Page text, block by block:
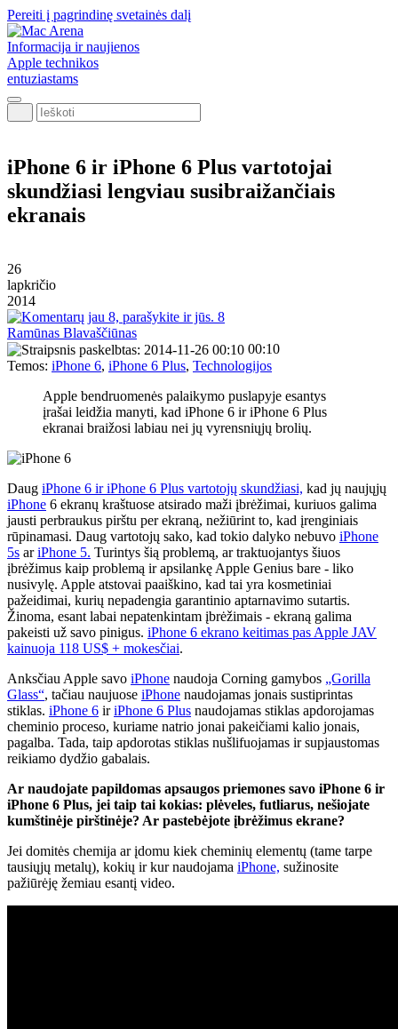
Pereiti į pagrindinę svetainės dalį
Informacija ir naujienos
Apple technikos
entuziastams
Ieškoti
iPhone 6 ir iPhone 6 Plus vartotojai
skundžiasi lengviau susibraižančiais
ekranais
26
lapkričio
2014
8
Ramūnas Blavaščiūnas
00:10
Temos: iPhone 6, iPhone 6 Plus, Technologijos
Apple bendruomenės palaikymo puslapyje esantys
įrašai leidžia manyti, kad iPhone 6 ir iPhone 6 Plus
ekranai braižosi labiau nei jų vyrensniųjų brolių.
Daug iPhone 6 ir iPhone 6 Plus vartotojų skundžiasi, kad jų naujųjų
iPhone 6 ekranų kraštuose atsirado maži įbrėžimai, kuriuos galima
jausti perbraukus pirštu per ekraną, nežiūrint to, kad įrenginiais
rūpinamasi. Daug vartotojų sako, kad tokio dalyko nebuvo iPhone
5s ariPhone 5. Turintys šią problemą, ar traktuojantys šiuos
įbrėžimus kaip problemą ir apsilankę Apple Genius bare - liko
nusivylę. Apple atstovai paaiškino, kad tai yra kosmetiniai
pažeidimai, kurių nepadengia garantinio aptarnavimo sutartis.
Žinoma, esant labai nepatenkintam įbrėžimais - ekraną galima
pakeisti už savo pinigus. iPhone 6 ekrano keitimas pas Apple JAV
kainuoja 118 US$ + mokesčiai.
Anksčiau Apple savo iPhone naudoja Corning gamybos „Gorilla
Glass“, tačiau naujuose iPhone naudojamas jonais sustiprintas
stiklas. iPhone 6 iriPhone 6 Plus naudojamas stiklas apdorojamas
cheminio proceso, kuriame natrio jonai pakeičiami kalio jonais,
pagalba. Tada, taip apdorotas stiklas nušlifuojamas ir supjaustomas
reikiamo dydžio gabalais.
Ar naudojate papildomas apsaugos priemones savo iPhone 6 ir
iPhone 6 Plus, jei taip tai kokias: plėveles, futliarus, nešiojate
kumštinėje pirštinėje? Ar pastebėjote įbrėžimus ekrane?
Jei domitės chemija ar įdomu kiek cheminių elementų (tame tarpe
tausiųjų metalų), kokių ir kur naudojama iPhone, sužinosite
pažiūrėję žemiau esantį video.